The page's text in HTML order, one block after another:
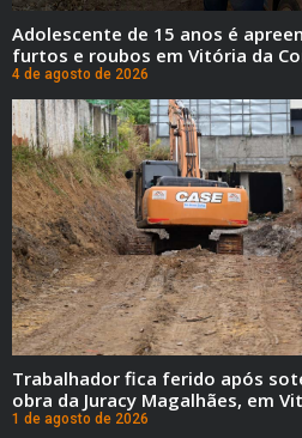
Adolescente de 15 anos é
furtos e roubos em Vitória da
4 de agosto de 2026
Trabalhador fica ferido após
obra da Juracy Magalhães, em
1 de agosto de 2026